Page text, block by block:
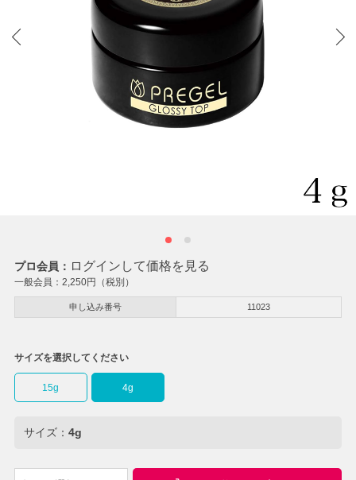
プロ会員： ログインして価格を見る
一般会員： 2,250円（税別）
申し込み番号 11023
サイズを選択してください
15g 4g
サイズ： 4g